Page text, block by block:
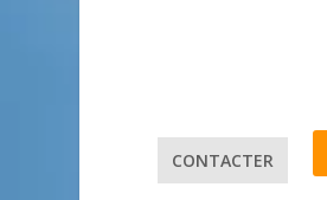
CONTACTER